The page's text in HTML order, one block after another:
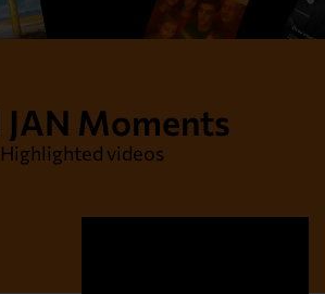
JAN Moments
Highlighted videos